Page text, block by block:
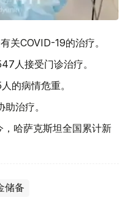
关COVID-19的治疗。
人接受门诊治疗。
的病情危重。
治疗。
哈萨克斯坦全国累计新
储备